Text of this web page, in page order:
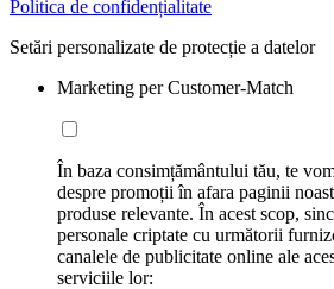
Politica de confidențialitate
Setări personalizate de protecție a datelor
Marketing per Customer-Match
În baza consimțământului tău, te
despre promoții în afara paginii
produse relevante. În acest scop,
personale criptate cu următorii
canalele de publicitate online ale
serviciile lor: